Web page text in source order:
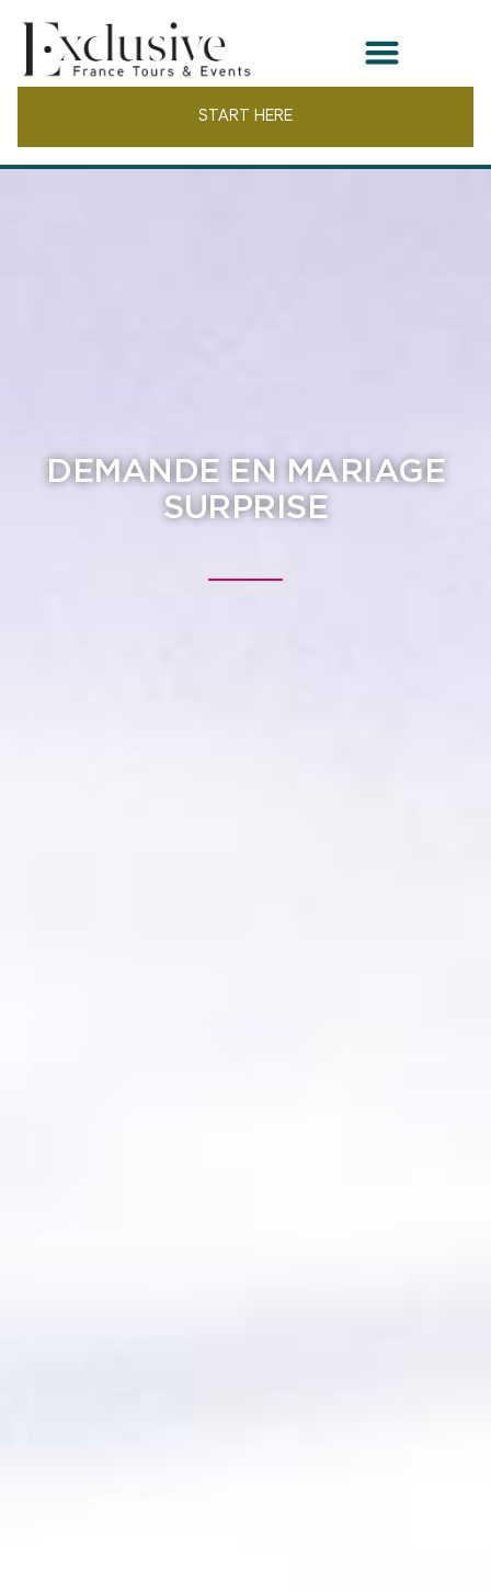
START HERE
DEMANDE EN MARIAGE
SURPRISE